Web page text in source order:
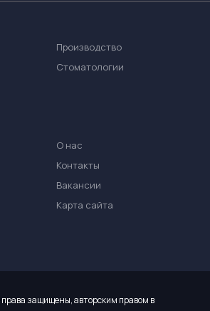
Производство
Стоматологии
О нас
Контакты
Вакансии
Карта сайта
защищены, авторским правом в